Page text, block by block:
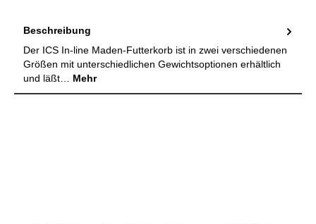
Beschreibung
Der ICS In-line Maden-Futterkorb ist in zwei verschiedenen
Größen mit unterschiedlichen Gewichtsoptionen erhältlich
und läßt… Mehr